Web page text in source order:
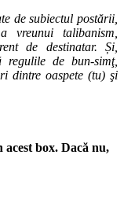
de subiectul postării,
vreunui talibanism,
de destinatar. Și,
de bun-simţ,
dintre oaspete (tu) şi
acest box. Dacă nu,